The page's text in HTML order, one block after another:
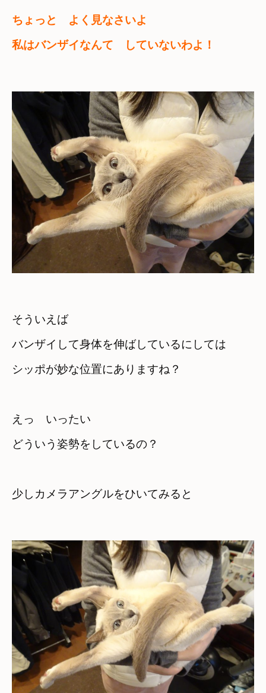
ちょっと　よく見なさいよ
私はバンザイなんて　していないわよ！
そういえば
バンザイして身体を伸ばしているにしては
シッポが妙な位置にありますね？
えっ　いったい
どういう姿勢をしているの？
少しカメラアングルをひいてみると